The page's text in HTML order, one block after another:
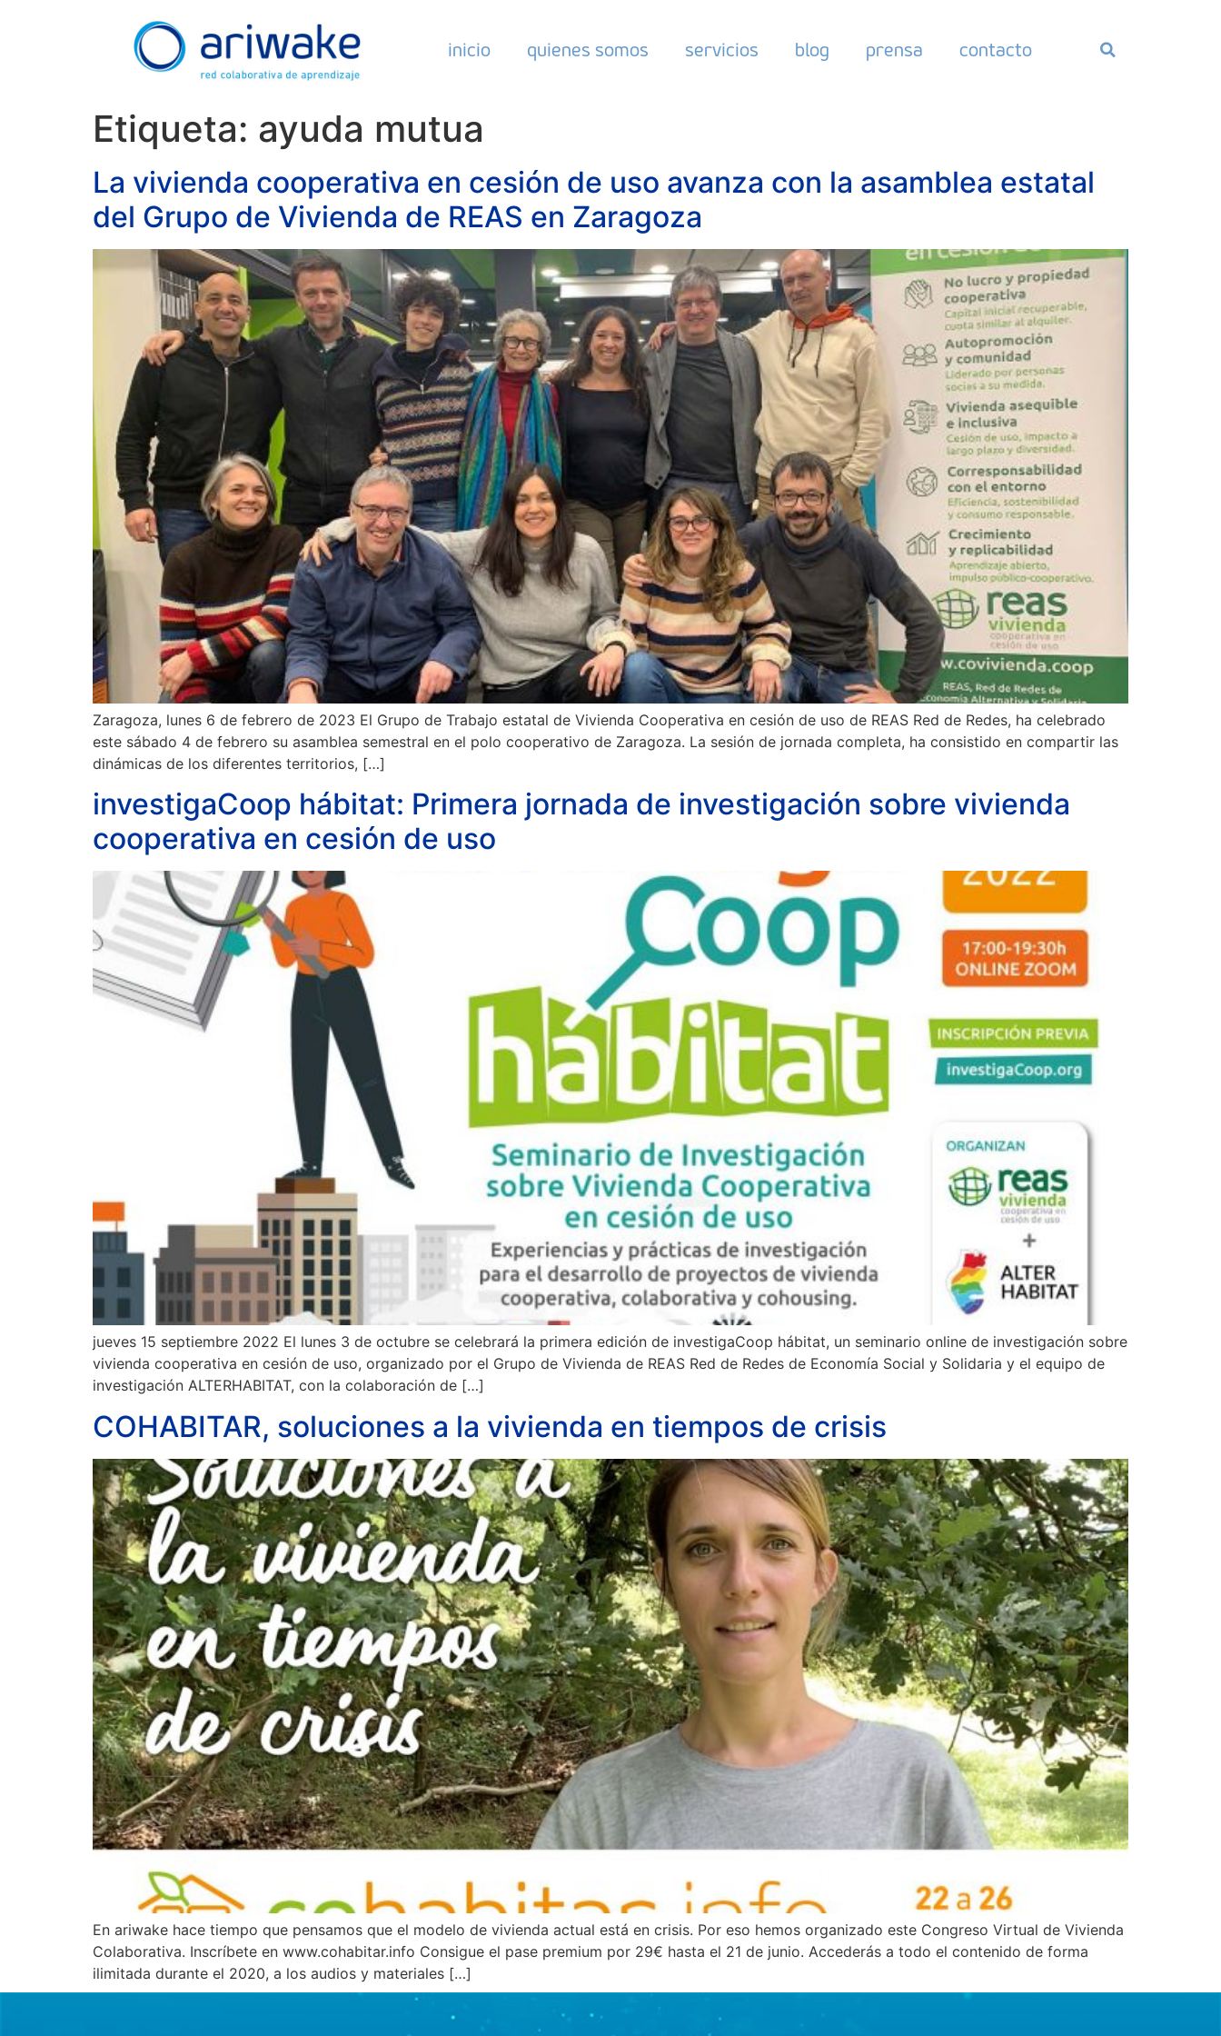
inicio quienes somos servicios blog prensa contacto
Etiqueta: ayuda mutua
La vivienda cooperativa en cesión de uso avanza con la asamblea estatal
del Grupo de Vivienda de REAS en Zaragoza
Zaragoza, lunes 6 de febrero de 2023 El Grupo de Trabajo estatal de Vivienda Cooperativa en cesión de uso de REAS Red de Redes, ha celebrado
este sábado 4 de febrero su asamblea semestral en el polo cooperativo de Zaragoza. La sesión de jornada completa, ha consistido en compartir las
dinámicas de los diferentes territorios, […]
investigaCoop hábitat: Primera jornada de investigación sobre vivienda
cooperativa en cesión de uso
jueves 15 septiembre 2022 El lunes 3 de octubre se celebrará la primera edición de investigaCoop hábitat, un seminario online de investigación sobre
vivienda cooperativa en cesión de uso, organizado por el Grupo de Vivienda de REAS Red de Redes de Economía Social y Solidaria y el equipo de
investigación ALTERHABITAT, con la colaboración de […]
COHABITAR, soluciones a la vivienda en tiempos de crisis
En ariwake hace tiempo que pensamos que el modelo de vivienda actual está en crisis. Por eso hemos organizado este Congreso Virtual de Vivienda
Colaborativa. Inscríbete en www.cohabitar.info Consigue el pase premium por 29€ hasta el 21 de junio. Accederás a todo el contenido de forma
ilimitada durante el 2020, a los audios y materiales […]